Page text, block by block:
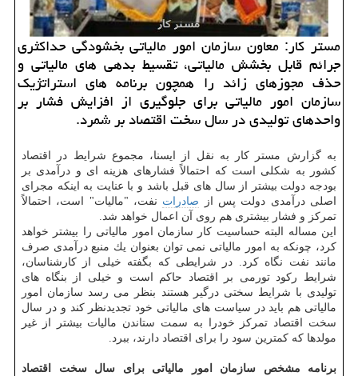
مستر كار: معاون سازمان امور مالیاتی بخشودگی حداكثری
جرائم قابل بخشش مالیاتی، تقسیط بدهی های مالیاتی و
حذف مجوزهای زائد را همچون برنامه های استراتژیك
سازمان امور مالیاتی برای جلوگیری از افزایش فشار بر
واحدهای تولیدی در سال سخت اقتصاد بر شمرد.
به گزارش مستر كار به نقل از ایسنا، مجموع شرایط در اقتصاد
كشور به شكلی است كه احتمالاً فشارهای هزینه ای و درآمدی بر
بودجه دولت بیشتر از سال های قبل باشد و با عنایت به اینكه مجرای
اصلی درآمدی دولت پس از صادرات نفت، "مالیات" است، احتمالاً
تمركز و فشار بیشتری هم روی آن اعمال خواهد شد.
این مساله البته حساسیت كار سازمان امور مالیاتی را بیشتر خواهد
كرد، چونكه به امور مالیاتی نمی توان بعنوان یك منبع درآمدی صرف
مانند نفت نگاه كرد. در شرایطی كه بگفته خیلی از كارشناسان،
شرایط ركود تورمی بر اقتصاد حاكم است و خیلی از بنگاه های
تولیدی با شرایط سختی درگیر هستند بنظر می رسد سازمان امور
مالیاتی هم باید در سیاست های مالیاتی خود تجدیدنظر كند و در سال
سخت اقتصاد تمركز خودرا به سمت ستاندن مالیات بیشتر از غیر
مولدها كه كمترین سود را برای اقتصاد دارند، ببرد.
برنامه مشخص سازمان امور مالیاتی برای سال سخت اقتصاد